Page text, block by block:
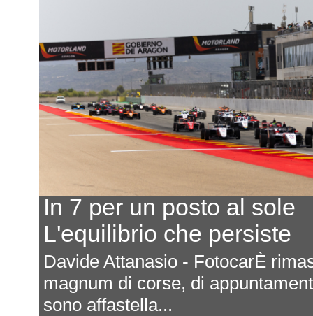
In 7 per un posto al sole
L'equilibrio che persiste
Davide Attanasio - FotocarÈ
magnum di corse, di
sono affastella...